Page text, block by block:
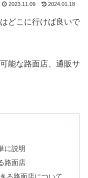
2023.11.09 2024.01.18
どこに行けば良いで
能な路面店、通販サ
に説明
路面店